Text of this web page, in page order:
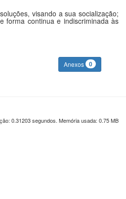
visando a sua socialização;
forma continua e indiscriminada às
Anexos 0
0.31203 segundos. Memória usada: 0.75 MB